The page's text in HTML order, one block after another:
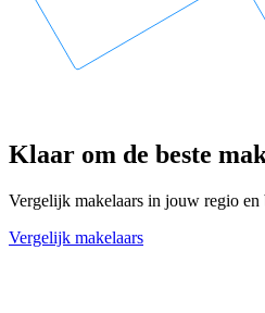
Klaar om de beste
Vergelijk makelaars in jouw regio en
Vergelijk makelaars